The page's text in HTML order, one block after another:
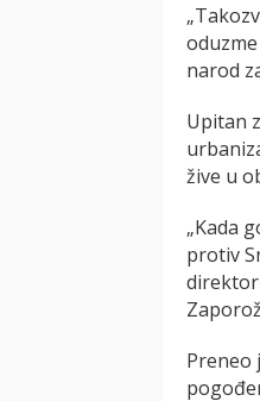
narod
Upitan
žive u
„Kada
protiv
Preneo